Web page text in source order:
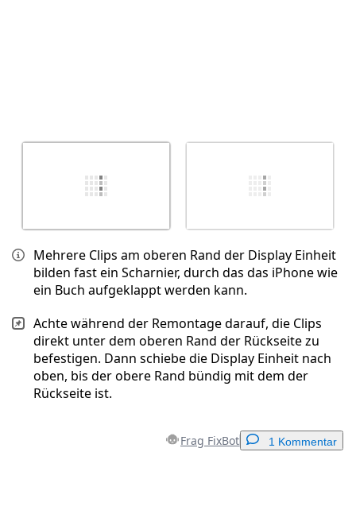
Mehrere Clips am oberen Rand der Display Einheit
bilden fast ein Scharnier, durch das das iPhone wie
ein Buch aufgeklappt werden kann.
Achte während der Remontage darauf, die Clips
direkt unter dem oberen Rand der Rückseite zu
befestigen. Dann schiebe die Display Einheit nach
oben, bis der obere Rand bündig mit dem der
Rückseite ist.
Frag FixBot 1 Kommentar